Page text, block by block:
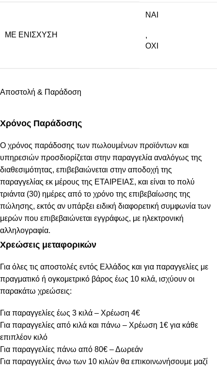
ΜΕ ΕΝΊΣΧΥΣΗ
NAI
,
ΟΧΙ
Αποστολή & Παράδοση
Χρόνος Παράδοσης
Ο χρόνος παράδοσης των πωλουμένων προϊόντων και
υπηρεσιών προσδιορίζεται στην παραγγελία αναλόγως της
διαθεσιμότητας, επιβεβαιώνεται στην αποδοχή της
παραγγελίας εκ μέρους της ΕΤΑΙΡΕΙΑΣ, και είναι το πολύ
τριάντα (30) ημέρες από το χρόνο της επιβεβαίωσης της
πώλησης, εκτός αν υπάρξει ειδική διαφορετική συμφωνία των
μερών που επιβεβαιώνεται εγγράφως, με ηλεκτρονική
αλληλογραφία.
Χρεώσεις μεταφορικών
Για όλες τις αποστολές εντός Ελλάδος και για παραγγελίες με
πραγματικό ή ογκομετρικό βάρος έως 10 κιλά, ισχύουν οι
παρακάτω χρεώσεις:
Για παραγγελίες έως 3 κιλά – Χρέωση 4€
Για παραγγελίες από κιλά και πάνω – Χρέωση 1€ για κάθε
επιπλέον κιλό
Για παραγγελίες πάνω από 80€ – Δωρεάν
Για παραγγελίες άνω των 10 κιλών θα επικοινωνήσουμε μαζί